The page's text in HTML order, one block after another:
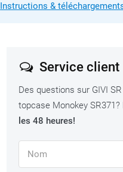
Instructions &
Service client
Des questions sur GIVI
topcase Monokey SR371?
les 48 heures!